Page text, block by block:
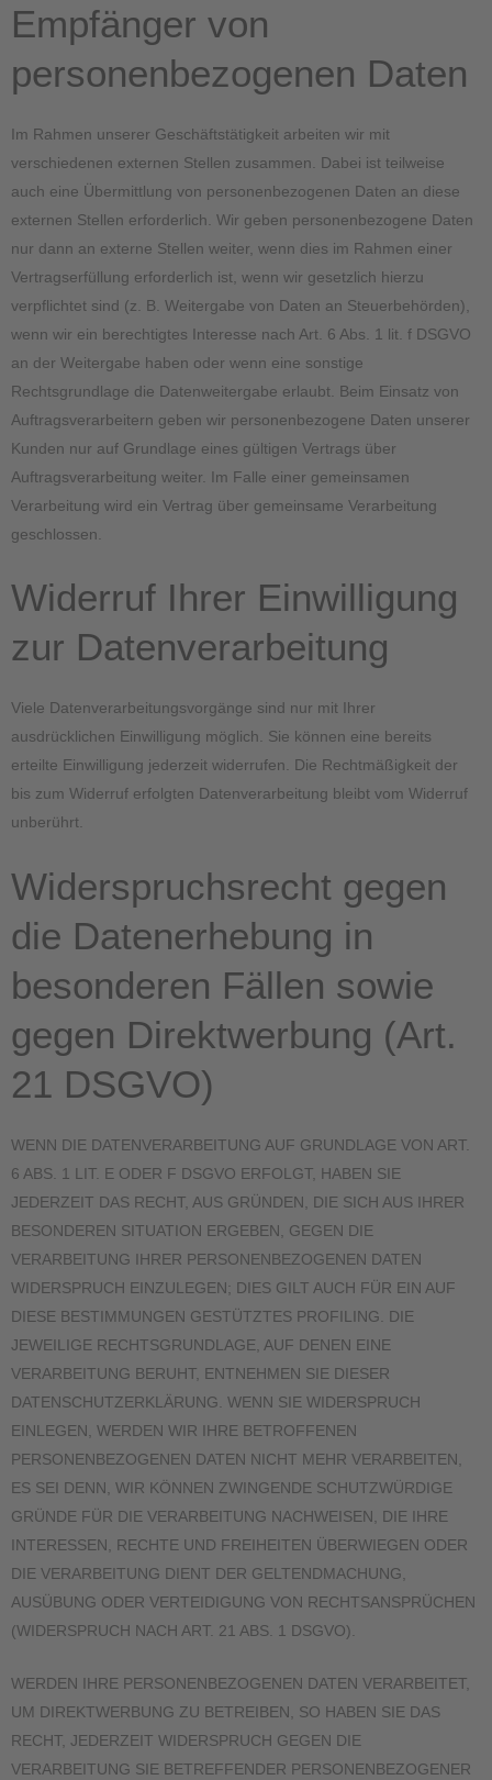
Empfänger von
personenbezogenen Daten
Im Rahmen unserer Geschäftstätigkeit arbeiten wir mit
verschiedenen externen Stellen zusammen. Dabei ist teilweise
auch eine Übermittlung von personenbezogenen Daten an diese
externen Stellen erforderlich. Wir geben personenbezogene Daten
nur dann an externe Stellen weiter, wenn dies im Rahmen einer
Vertragserfüllung erforderlich ist, wenn wir gesetzlich hierzu
verpflichtet sind (z. B. Weitergabe von Daten an Steuerbehörden),
wenn wir ein berechtigtes Interesse nach Art. 6 Abs. 1 lit. f DSGVO
an der Weitergabe haben oder wenn eine sonstige
Rechtsgrundlage die Datenweitergabe erlaubt. Beim Einsatz von
Auftragsverarbeitern geben wir personenbezogene Daten unserer
Kunden nur auf Grundlage eines gültigen Vertrags über
Auftragsverarbeitung weiter. Im Falle einer gemeinsamen
Verarbeitung wird ein Vertrag über gemeinsame Verarbeitung
geschlossen.
Widerruf Ihrer Einwilligung
zur Datenverarbeitung
Viele Datenverarbeitungsvorgänge sind nur mit Ihrer
ausdrücklichen Einwilligung möglich. Sie können eine bereits
erteilte Einwilligung jederzeit widerrufen. Die Rechtmäßigkeit der
bis zum Widerruf erfolgten Datenverarbeitung bleibt vom Widerruf
unberührt.
Widerspruchsrecht gegen
die Datenerhebung in
besonderen Fällen sowie
gegen Direktwerbung (Art.
21 DSGVO)
WENN DIE DATENVERARBEITUNG AUF GRUNDLAGE VON ART.
6 ABS. 1 LIT. E ODER F DSGVO ERFOLGT, HABEN SIE
JEDERZEIT DAS RECHT, AUS GRÜNDEN, DIE SICH AUS IHRER
BESONDEREN SITUATION ERGEBEN, GEGEN DIE
VERARBEITUNG IHRER PERSONENBEZOGENEN DATEN
WIDERSPRUCH EINZULEGEN; DIES GILT AUCH FÜR EIN AUF
DIESE BESTIMMUNGEN GESTÜTZTES PROFILING. DIE
JEWEILIGE RECHTSGRUNDLAGE, AUF DENEN EINE
VERARBEITUNG BERUHT, ENTNEHMEN SIE DIESER
DATENSCHUTZERKLÄRUNG. WENN SIE WIDERSPRUCH
EINLEGEN, WERDEN WIR IHRE BETROFFENEN
PERSONENBEZOGENEN DATEN NICHT MEHR VERARBEITEN,
ES SEI DENN, WIR KÖNNEN ZWINGENDE SCHUTZWÜRDIGE
GRÜNDE FÜR DIE VERARBEITUNG NACHWEISEN, DIE IHRE
INTERESSEN, RECHTE UND FREIHEITEN ÜBERWIEGEN ODER
DIE VERARBEITUNG DIENT DER GELTENDMACHUNG,
AUSÜBUNG ODER VERTEIDIGUNG VON RECHTSANSPRÜCHEN
(WIDERSPRUCH NACH ART. 21 ABS. 1 DSGVO).
WERDEN IHRE PERSONENBEZOGENEN DATEN VERARBEITET,
UM DIREKTWERBUNG ZU BETREIBEN, SO HABEN SIE DAS
RECHT, JEDERZEIT WIDERSPRUCH GEGEN DIE
VERARBEITUNG SIE BETREFFENDER PERSONENBEZOGENER